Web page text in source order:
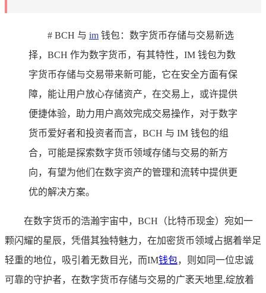
# BCH 与 im 钱包：数字货币存储与交易新选
择，BCH 作为数字货币，有其特性，IM 钱包为数
字货币存储与交易带来新可能，它在安全方面有保
障，能让用户放心存储资产，在交易上，或许提供
便捷体验，助力用户高效完成交易操作，对于数字
货币爱好者和投资者而言，BCH 与 IM 钱包的组
合，可能是探索数字货币领域存储与交易的新方
向，有望为他们在数字资产的管理和流转中提供更
优的解决方案。
在数字货币的浩瀚宇宙中，BCH（比特币现金）宛如一
颗闪耀的星辰，凭借其独特魅力，在加密货币领域占据着举足
轻重的地位，吸引着无数目光，而IM钱包，则如同一位忠诚
可靠的守护者，在数字货币存储与交易的广袤天地里,绽放着